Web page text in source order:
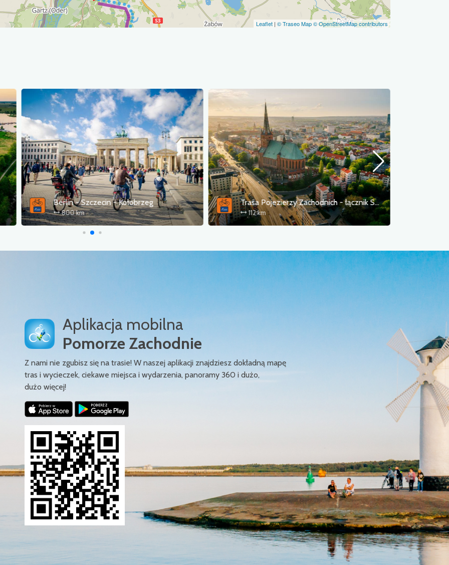
Leaflet | © Traseo Map© OpenStreetMap contributors
Trasa Pojezierzy Zachodnich - łącznik Szczecin
112 km
Szczecin - Pol'and'Rock
160 km
Aplikacja mobilna
Pomorze Zachodnie
Z nami nie zgubisz się na trasie! W naszej aplikacji znajdziesz dokładną mapę
tras i wycieczek, ciekawe miejsca i wydarzenia, panoramy 360 i dużo,
dużo więcej!